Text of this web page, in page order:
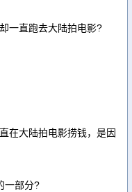
一直跑去大陆拍电影?
在大陆拍电影捞钱，是因
一部分?